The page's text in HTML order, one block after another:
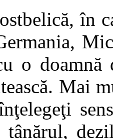
în
o
Mai